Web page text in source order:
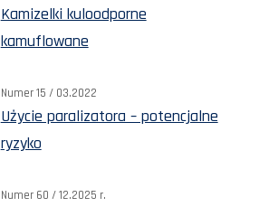
Kamizelki kuloodporne
kamuflowane
Numer 15 / 03.2022
Użycie paralizatora – potencjalne
ryzyko
Numer 60 / 12.2025 r.